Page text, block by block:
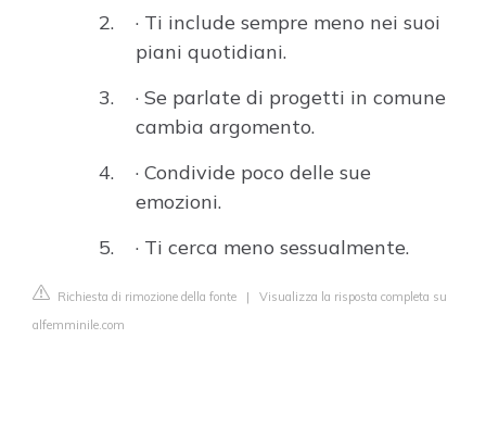
· Ti include sempre meno nei suoi
piani quotidiani.
· Se parlate di progetti in comune
cambia argomento.
· Condivide poco delle sue
emozioni.
· Ti cerca meno sessualmente.
Richiesta di rimozione della fonte | Visualizza la risposta completa su
alfemminile.com